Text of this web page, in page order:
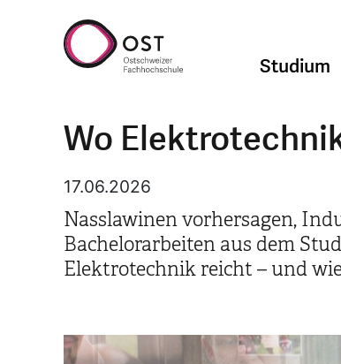
Studium
Wo
17.06.2026
Nasslawinen vorhersagen,
Bachelorarbeiten aus dem
Elektrotechnik reicht – und